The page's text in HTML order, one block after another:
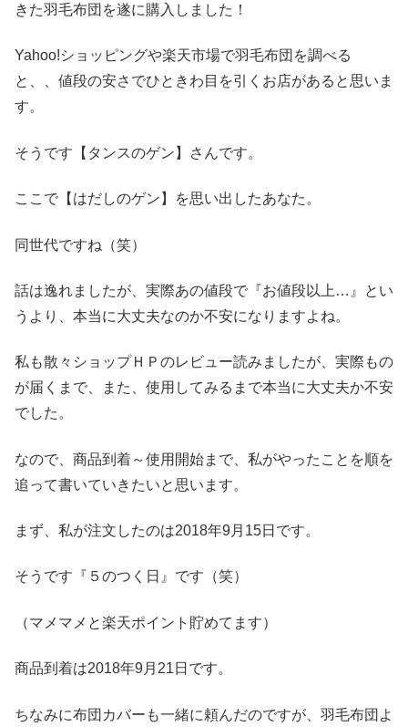
きた羽毛布団を遂に購入しました！
Yahoo!ショッピングや楽天市場で羽毛布団を調べる
と、、値段の安さでひときわ目を引くお店があると思いま
す。
そうです【タンスのゲン】さんです。
ここで【はだしのゲン】を思い出したあなた。
同世代ですね（笑）
話は逸れましたが、実際あの値段で『お値段以上…』とい
うより、本当に大丈夫なのか不安になりますよね。
私も散々ショップＨＰのレビュー読みましたが、実際もの
が届くまで、また、使用してみるまで本当に大丈夫か不安
でした。
なので、商品到着～使用開始まで、私がやったことを順を
追って書いていきたいと思います。
まず、私が注文したのは2018年9月15日です。
そうです『５のつく日』です（笑）
（マメマメと楽天ポイント貯めてます）
商品到着は2018年9月21日です。
ちなみに布団カバーも一緒に頼んだのですが、羽毛布団よ